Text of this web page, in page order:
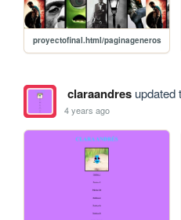
proyectofinal.html/paginageneros
claraandresupdated
4 years ago